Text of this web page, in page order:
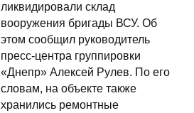
ликвидировали склад
вооружения бригады ВСУ. Об
этом сообщил руководитель
пресс-центра группировки
«Днепр» Алексей Рулев. По его
словам, на объекте также
хранились ремонтные